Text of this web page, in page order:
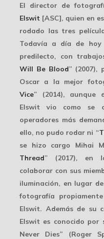
El director de
Elswit [ASC], quien en
rodado las tres
Todavía a día de hoy
predilecto, con
Will Be Blood” (2007),
Oscar a la mejor
Vice” (2014), aunque
Elswit vio como se
operadores más
ello, no pudo rodar ni “
se hizo cargo Mihai
Thread” (2017), en
colaborar con sus
iluminación, en lugar
fotografía
Elswit. Además de su
Elswit es conocido por
Never Dies” (Roger